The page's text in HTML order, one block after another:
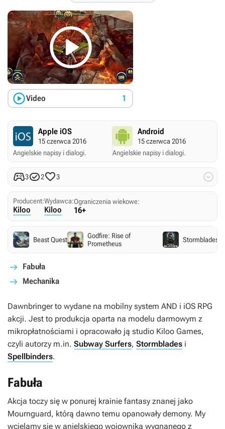

Video 1
Apple iOS
15 czerwca 2016
Angielskie napisy i dialogi.
Android
15 czerwca 2016
Angielskie napisy i dialogi.
323 
Producent:
Kiloo
Wydawca:
Kiloo
Ograniczenia wiekowe:
16+
Beast Quest
Godfire: Rise of
Prometheus
Stormblades
Fabuła
Mechanika
Dawnbringerto wydane na mobilny system AND i iOS RPG
akcji. Jest to produkcja oparta na modelu darmowym z
mikropłatnościami i opracowało ją studio Kiloo Games,
czyli autorzy m.in. Subway Surfers, Stormblades i
Spellbinders.
Fabuła
Akcja toczy się w ponurej krainie fantasy znanej jako
Mournguard, którą dawno temu opanowały demony. My
wcielamy się w anielskiego wojownika wygnanego z